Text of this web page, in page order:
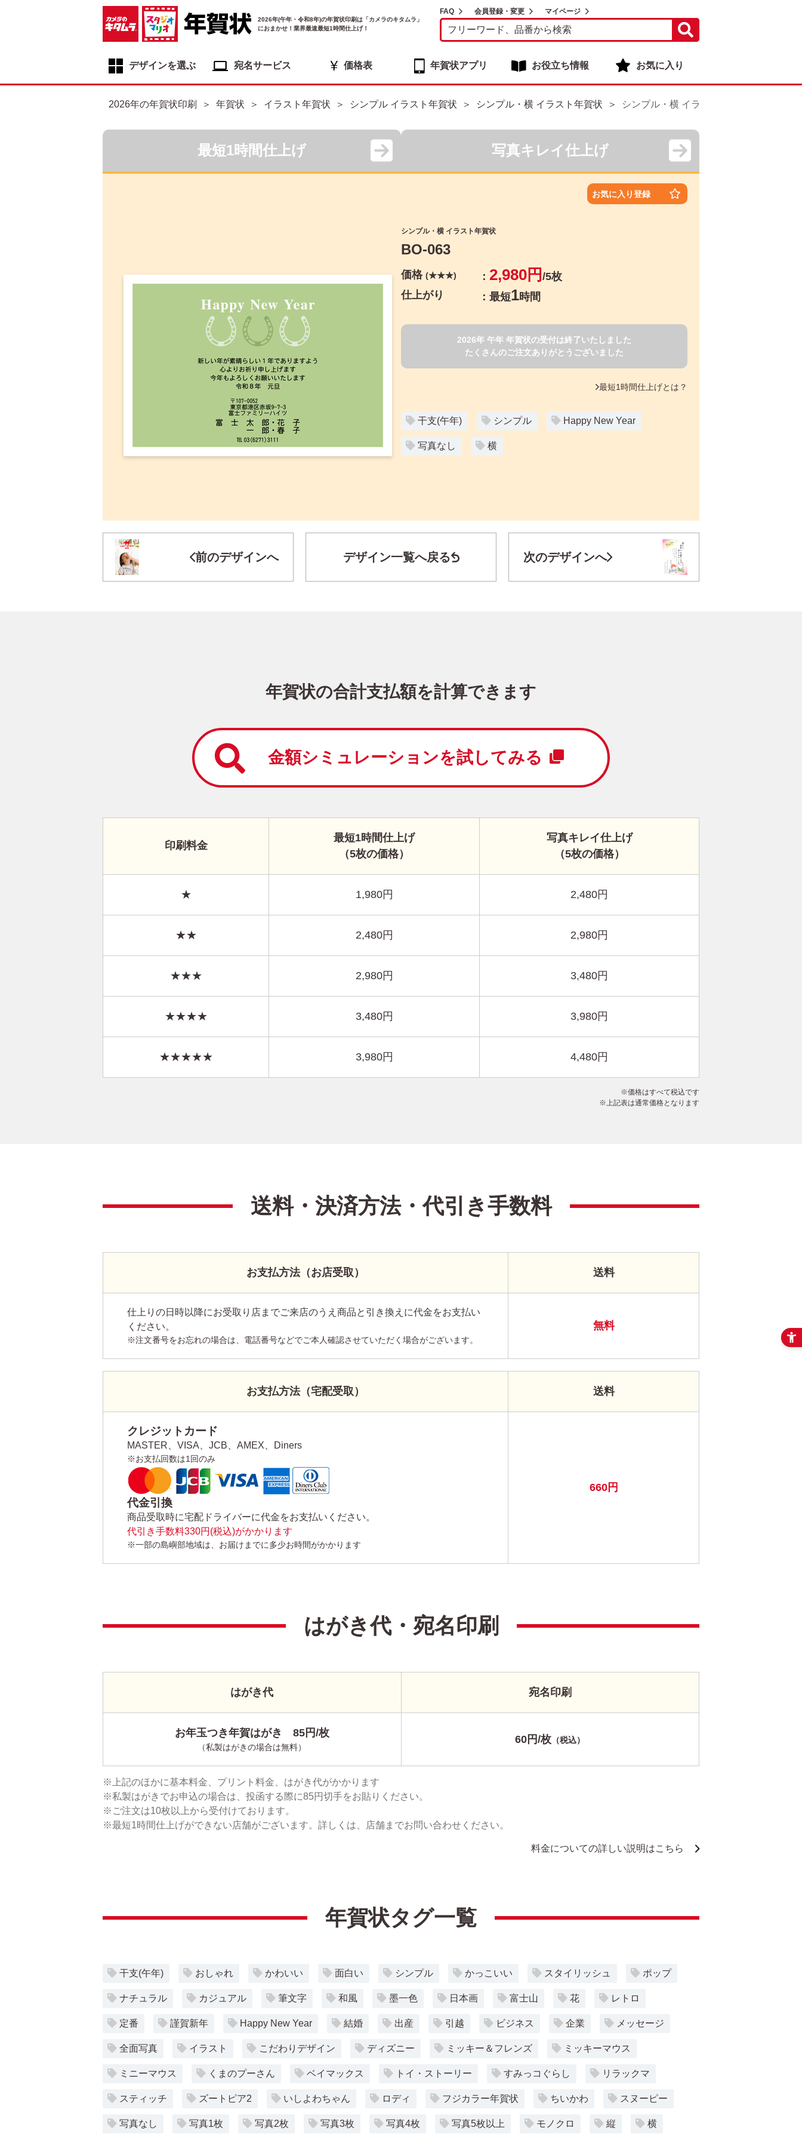
2026年(午年・令和8年)の年賀状印刷は「カメラのキタムラ」
におまかせ！業界最速最短1時間仕上げ！
FAQ 会員登録・変更 マイページ
デザインを選ぶ 宛名サービス 価格表 年賀状アプリ お役立ち情報 お気に入り
2026年の年賀状印刷 年賀状 イラスト年賀状 シンプル イラスト年賀状 シンプル・横 イラスト年賀状 シンプル・横 イラスト年賀状デザイン
最短1時間仕上げ 写真キレイ仕上げ
お気に入り登録
シンプル・横 イラスト年賀状
BO-063
価格 (★★★) 2,980円 /5枚
仕上がり
最短1時間
2026年 午年 年賀状の受付は終了いたしました
たくさんのご注文ありがとうございました
最短1時間仕上げとは？
干支(午年) シンプル Happy New Year
写真なし 横
シンプル・横 イラスト年賀状
写真なし 横
前のデザインへ デザイン一覧へ戻る 次のデザインへ
年賀状の合計支払額を計算できます
金額シミュレーションを試してみる
印刷料金
最短1時間仕上げ
（5枚の価格）
写真キレイ仕上げ
（5枚の価格）
★ 1,980円 2,480円
★★ 2,480円 2,980円
★★★ 2,980円 3,480円
★★★★ 3,480円 3,980円
★★★★★ 3,980円 4,480円
価格はすべて税込です
上記表は通常価格となります
送料・決済方法・代引き手数料
お支払方法（お店受取）
仕上りの日時以降にお受取り店までご来店のうえ商品と引き換えに代金をお支払い
ください。
※注文番号をお忘れの場合は、電話番号などでご本人確認させていただく場合がございます。
送料
無料
お支払方法（宅配受取）
クレジットカード
MASTER、VISA、JCB、AMEX、Diners
※お支払回数は1回のみ
代金引換
商品受取時に宅配ドライバーに代金をお支払いください。
代引き手数料330円(税込)がかかります
※一部の島嶼部地域は、お届けまでに多少お時間がかかります
送料
660円
はがき代・宛名印刷
はがき代
お年玉つき年賀はがき 85円/枚
（私製はがきの場合は無料）
宛名印刷
60円/枚 （税込）
上記のほかに基本料金、プリント料金、はがき代がかかります
私製はがきでお申込の場合は、投函する際に85円切手をお貼りください。
ご注文は10枚以上から受付けております。
最短1時間仕上げができない店舗がございます。詳しくは、店舗までお問い合わせください。
料金についての詳しい説明はこちら
年賀状タグ一覧
干支(午年) おしゃれ かわいい 面白い シンプル かっこいい スタイリッシュ ポップ
ナチュラル カジュアル 筆文字 和風 墨一色 日本画 富士山 花 レトロ
定番 謹賀新年 Happy New Year 結婚 出産 引越 ビジネス 企業 メッセージ
全面写真 イラスト こだわりデザイン ディズニー ミッキー＆フレンズ ミッキーマウス
ミニーマウス くまのプーさん ベイマックス トイ・ストーリー すみっコぐらし リラックマ
スティッチ ズートピア2 いしよわちゃん ロディ フジカラー年賀状 ちいかわ スヌーピー
写真なし 写真1枚 写真2枚 写真3枚 写真4枚 写真5枚以上 モノクロ 縦 横